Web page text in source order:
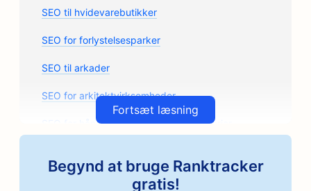
SEO til hvidevarebutikker
SEO for forlystelsesparker
SEO til arkader
SEO for arkitektvirksomheder
SEO for håndværksmæssige kafferisterier
SEO for autoværksteder
Fortsæt læsning
Begynd at bruge Ranktracker
gratis!